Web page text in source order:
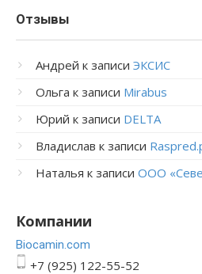
Отзывы
Андрей к записи ЭКСИС
Ольга к записи Mirabus
Юрий к записи DELTA
Владислав к записи
Наталья к записи ООО
Компании
Bioсamin.com
+7 (925) 122-55-52